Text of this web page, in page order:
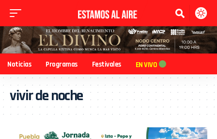
Noticias Programas Festivales EN VIVO
vivir de noche